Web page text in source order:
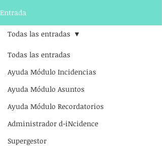
Entrada
Todas las entradas
Ayuda Módulo Incidencias
Ayuda Módulo Asuntos
Ayuda Módulo Recordatorios
Administrador d-iNcidence
Supergestor
Todas las entradas